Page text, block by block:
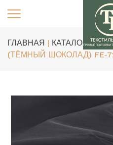
ГЛАВНАЯ | КАТАЛОГ|
(ТЁМНЫЙ ШОКОЛАД) FE-